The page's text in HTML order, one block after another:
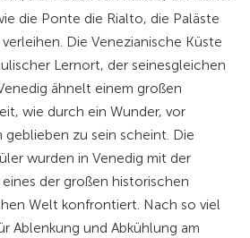
die Ponte die Rialto, die Paläste
Die Venezianische Küste
Lernort, der seinesgleichen
ähnelt einem großen
wie durch ein Wunder, vor
zu sein scheint. Die
wurden in Venedig mit der
der großen historischen
Welt konfrontiert. Nach so viel
Ablenkung und Abkühlung am